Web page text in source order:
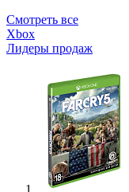
Смотреть все
Xbox
Лидеры продаж